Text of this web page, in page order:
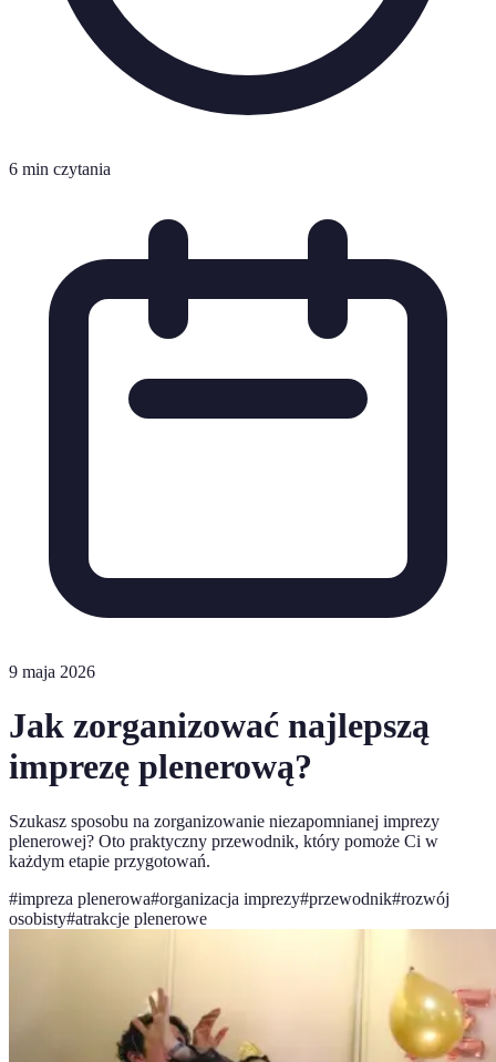
6 min czytania
9 maja 2026
Jak zorganizować najlepszą
imprezę plenerową?
Szukasz sposobu na zorganizowanie niezapomnianej imprezy
plenerowej? Oto praktyczny przewodnik, który pomoże Ci w
każdym etapie przygotowań.
#impreza plenerowa#organizacja imprezy#przewodnik#rozwój
osobisty#atrakcje plenerowe